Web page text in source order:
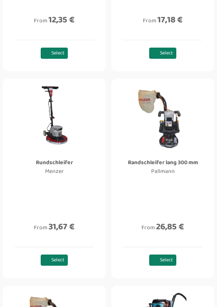
From12,35 €
Select
From17,18 €
Select
Rundschleifer
Menzer
From31,67 €
Select
Randschleifer lang 300 mm
Pallmann
From26,85 €
Select